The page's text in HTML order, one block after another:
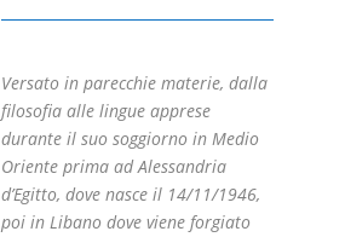
Versato in parecchie materie, dalla
filosofia alle lingue apprese
durante il suo soggiorno in Medio
Oriente prima ad Alessandria
d’Egitto, dove nasce il 14/11/1946,
poi in Libano dove viene forgiato